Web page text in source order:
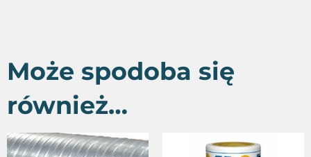
Może spodoba się
również…